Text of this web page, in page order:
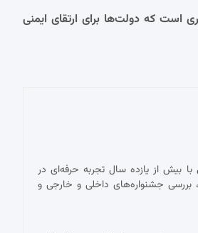
که دولت‌ها برای ارتقای ایمنی
بیش از یازده سال تجربه حرفه‌ای در
بررسی جشنواره‌های داخلی و خارجی و